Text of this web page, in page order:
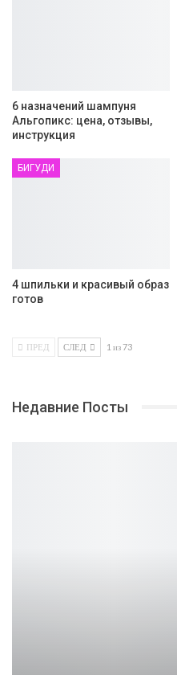
6 назначений шампуня
Альгопикс: цена, отзывы,
инструкция
БИГУДИ
4 шпильки и красивый образ
готов
ПРЕД СЛЕД 1 из 73
Недавние Посты